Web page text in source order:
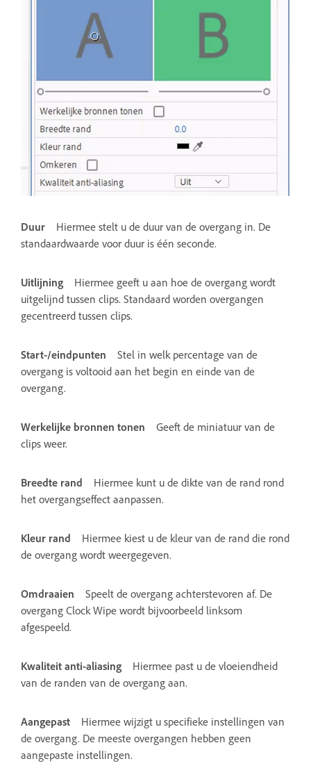
Duur
Hiermee stelt u de duur van de overgang in. De
standaardwaarde voor duur is één seconde.
Uitlijning
Hiermee geeft u aan hoe de overgang wordt
uitgelijnd tussen clips. Standaard worden overgangen
gecentreerd tussen clips.
Start-/eindpunten
Stel in welk percentage van de
overgang is voltooid aan het begin en einde van de
overgang.
Werkelijke bronnen tonen
Geeft de miniatuur van de
clips weer.
Breedte rand
Hiermee kunt u de dikte van de rand rond
het overgangseffect aanpassen.
Kleur rand
Hiermee kiest u de kleur van de rand die rond
de overgang wordt weergegeven.
Omdraaien
Speelt de overgang achterstevoren af. De
overgang Clock Wipe wordt bijvoorbeeld linksom
afgespeeld.
Kwaliteit anti-aliasing
Hiermee past u de vloeiendheid
van de randen van de overgang aan.
Aangepast
Hiermee wijzigt u specifieke instellingen van
de overgang. De meeste overgangen hebben geen
aangepaste instellingen.